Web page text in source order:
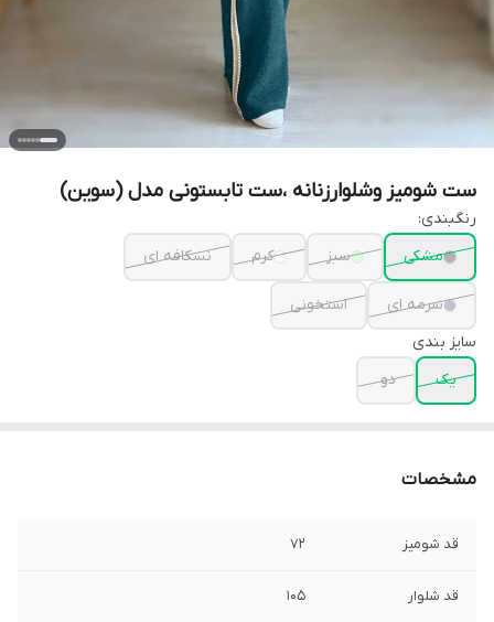
ست شومیز وشلوارزنانه ،ست تابستونی مدل (سوین)
رنگبندی:
مشکی
سبز کرم نسکافه ای
سرمه ای
استخونی
سایز بندی
یک
دو
مشخصات
قد شومیز ۷۲
قد شلوار ۱۰۵